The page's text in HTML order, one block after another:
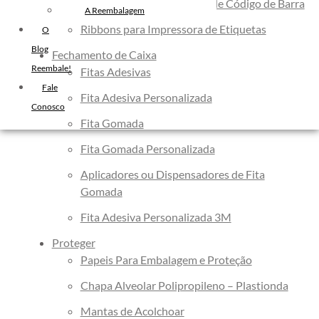
Filme Stretch Preto
Fita de Arquear PET
Fita de Arquear
48×50
Fita Adesiva
Fita Adesiva Colorida
Fita Adesiva Personalizada com
Fita Adesiva Personalizada em
Pequena Quantidade
Fita Adesiva Personalizada no
Atacado
A Reembalagem
O
Blog
Reembale!
Fale
Conosco
Etiquetas para Impressora de Código de Barra
Ribbons para Impressora de Etiquetas
Fechamento de Caixa
Fitas Adesivas
Fita Adesiva Personalizada
Fita Gomada
Fita Gomada Personalizada
Aplicadores ou Dispensadores de Fita
Gomada
Fita Adesiva Personalizada 3M
Proteger
Papeis Para Embalagem e Proteção
Chapa Alveolar Polipropileno – Plastionda
Mantas de Acolchoar